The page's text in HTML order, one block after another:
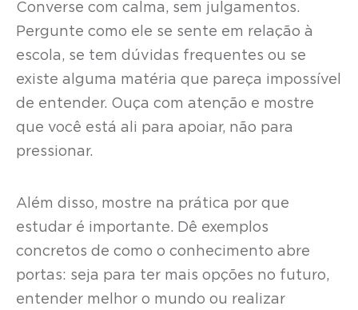
Converse com calma, sem julgamentos.
Pergunte como ele se sente em relação à
escola, se tem dúvidas frequentes ou se
existe alguma matéria que pareça impossível
de entender. Ouça com atenção e mostre
que você está ali para apoiar, não para
pressionar.
Além disso, mostre na prática por que
estudar é importante. Dê exemplos
concretos de como o conhecimento abre
portas: seja para ter mais opções no futuro,
entender melhor o mundo ou realizar